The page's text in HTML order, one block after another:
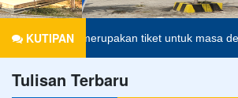
KUTIPAN
merupakan tiket untuk masa depan. Hari
Tulisan Terbaru